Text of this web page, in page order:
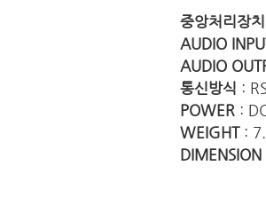
중앙처리장치
AUDIO
AUDIO
통신방식 :
POWER :
WEIGHT:
DIMENSION